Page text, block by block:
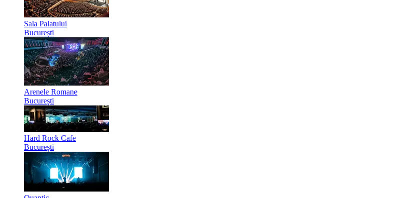
Sala Palatului
București
Arenele Romane
București
Hard Rock Cafe
București